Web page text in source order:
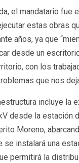
el mandatario fue
estas obras
años, ya que
desde un
con los
que nos
incluye la
desde la estación
Moreno,
se instalará una
permitirá la